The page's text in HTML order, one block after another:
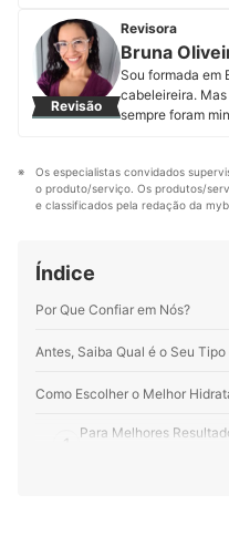
titular da
É mestra,
Como sempre
identidade e na
principalmente,
a alopecia de
está em busca
atualizações em
Dra. Giuliane no
Revisão
Revisora
Bruna
Sou formada em
cabeleireira.
sempre foram
conteúdos sobre
preferidos são
Os especialistas convidados
o produto/serviço. Os produtos/
e classificados pela redação da
Índice
Por Que Confiar em Nós?
Antes, Saiba Qual é o Seu
Como Escolher o Melhor
1
Para Melhores